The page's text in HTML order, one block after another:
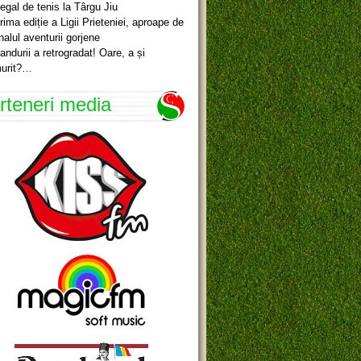
de tenis la Târgu Jiu
ediție a Ligii Prieteniei, aproape de
aventurii gorjene
a retrogradat! Oare, a și
media